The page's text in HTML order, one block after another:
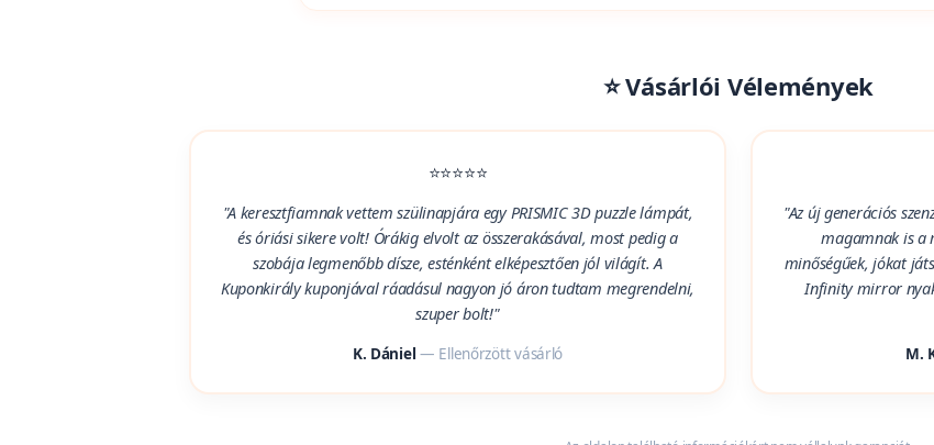
Gyerekeknek is biztonságosak a webshopban kapható új
készülnek, így teljesen biztonságos unaloműzők és stresszoldók a kisebbek
⭐⭐⭐⭐⭐
"A keresztfiamnak vettem szülinapjára egy PRISMIC 3D puzzle lámpát,
szobája legmenőbb dísze, esténként elképesztően jól világít. A
Kuponkirály kuponjával ráadásul nagyon jó áron tudtam megrendelni,
"Az új generációs
minőségűek, jókat
Infinity mirror